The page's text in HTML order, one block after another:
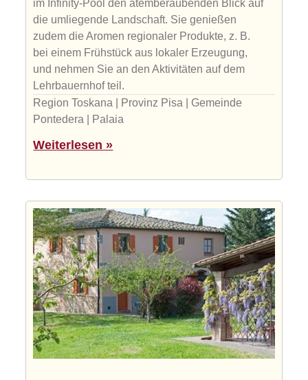
im Infinity-Pool den atemberaubenden Blick auf
die umliegende Landschaft. Sie genießen
zudem die Aromen regionaler Produkte, z. B.
bei einem Frühstück aus lokaler Erzeugung,
und nehmen Sie an den Aktivitäten auf dem
Lehrbauernhof teil.
Region Toskana | Provinz Pisa | Gemeinde
Pontedera | Palaia
Weiterlesen »